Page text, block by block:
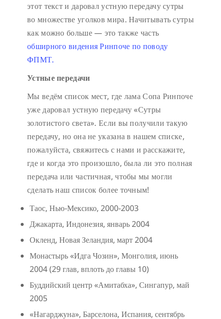
этот текст и даровал устную передачу сутры
во множестве уголков мира. Начитывать сутры
как можно больше — это также часть
обширного видения Ринпоче по поводу
ФПМТ.
Устные передачи
Мы ведём список мест, где лама Сопа Ринпоче
уже даровал устную передачу «Сутры
золотистого света». Если вы получили такую
передачу, но она не указана в нашем списке,
пожалуйста, свяжитесь с нами и расскажите,
где и когда это произошло, была ли это полная
передача или частичная, чтобы мы могли
сделать наш список более точным!
Таос, Нью-Мексико, 2000-2003
Джакарта, Индонезия, январь 2004
Окленд, Новая Зеландия, март 2004
Монастырь «Идга Чозин», Монголия, июнь
2004 (29 глав, вплоть до главы 10)
Буддийский центр «Амитабха», Сингапур, май
2005
«Нагарджуна», Барселона, Испания, сентябрь